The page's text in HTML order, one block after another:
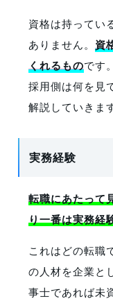
資格は持ってい
ありません。資
くれるものです
採用側は何を見
解説していきま
実務経験
転職にあたって
り一番は実務経
これはどの転職
の人材を企業と
事士であれば未